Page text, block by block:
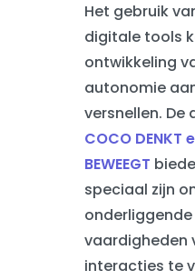
Het gebruik
digitale tools
ontwikkeling
autonomie
versnellen. De
COCO DENKT
BEWEEGT
speciaal zijn
vaardigheden
interacties te